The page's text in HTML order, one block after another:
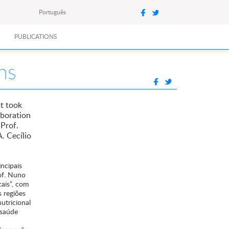
Português
PUBLICATIONS
took
Cecílio
Nuno
com
regiões